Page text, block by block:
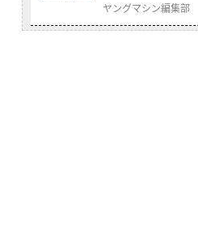
ヤングマシン編集部